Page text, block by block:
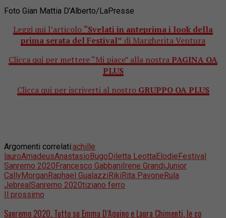
Foto Gian Mattia D’Alberto/LaPresse
Leggi qui l’articolo “Svelati in anteprima i look della
prima serata del Festival” di Margherita Ventura
Clicca qui per mettere “Mi piace” alla nostra PAGINA OA
PLUS
Clicca qui per iscriverti al nostro GRUPPO OA PLUS
Argomenti correlati:achille
lauroAmadeusAnastasioBugoDiletta LeottaElodieFestival
Sanremo 2020Francesco GabbaniIrene GrandiJunior
CallyMorganRaphael GualazziRikiRita PavoneRula
JebrealSanremo 2020tiziano ferro
Il prossimo
Sanremo 2020. Tutto su Emma D’Aquino e Laura Chimenti, le co